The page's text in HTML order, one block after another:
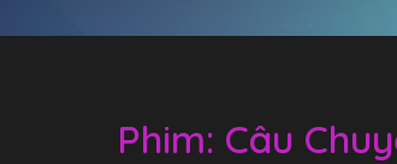
Phim: Câu